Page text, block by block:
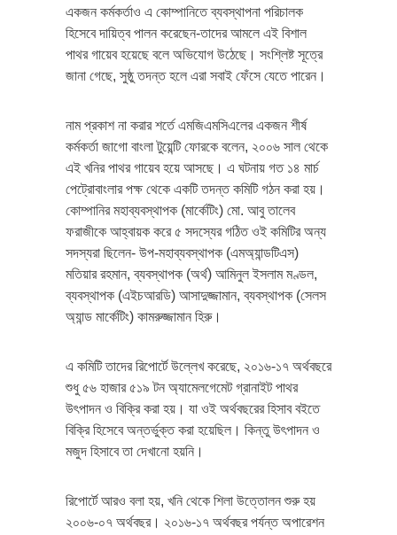
একজন কর্মকর্তাও এ কোম্পানিতে ব্যবস্থাপনা পরিচালক
হিসেবে দায়িত্ব পালন করেছেন-তাদের আমলে এই বিশাল
পাথর গায়েব হয়েছে বলে অভিযোগ উঠেছে। সংশ্লিষ্ট সূত্রে
জানা গেছে, সুষ্ঠু তদন্ত হলে এরা সবাই ফেঁসে যেতে পারেন।
নাম প্রকাশ না করার শর্তে এমজিএমসিএলের একজন শীর্ষ
কর্মকর্তা জাগো বাংলা টুয়েন্টি ফোরকে বলেন, ২০০৬ সাল থেকে
এই খনির পাথর গায়েব হয়ে আসছে। এ ঘটনায় গত ১৪ মার্চ
পেট্রোবাংলার পক্ষ থেকে একটি তদন্ত কমিটি গঠন করা হয়।
কোম্পানির মহাব্যবস্থাপক (মার্কেটিং) মো. আবু তালেব
ফরাজীকে আহ্বায়ক করে ৫ সদস্যের গঠিত ওই কমিটির অন্য
সদস্যরা ছিলেন- উপ-মহাব্যবস্থাপক (এমঅ্যান্ডটিএস)
মতিয়ার রহমান, ব্যবস্থাপক (অর্থ) আমিনুল ইসলাম মণ্ডল,
ব্যবস্থাপক (এইচআরডি) আসাদুজ্জামান, ব্যবস্থাপক (সেলস
অ্যান্ড মার্কেটিং) কামরুজ্জামান হিরু।
এ কমিটি তাদের রিপোর্টে উল্লেখ করেছে, ২০১৬-১৭ অর্থবছরে
শুধু ৫৬ হাজার ৫১৯ টন অ্যামেলগেমেট গ্রানাইট পাথর
উৎপাদন ও বিক্রি করা হয়। যা ওই অর্থবছরের হিসাব বইতে
বিক্রি হিসেবে অন্তর্ভুক্ত করা হয়েছিল। কিন্তু উৎপাদন ও
মজুদ হিসাবে তা দেখানো হয়নি।
রিপোর্টে আরও বলা হয়, খনি থেকে শিলা উত্তোলন শুরু হয়
২০০৬-০৭ অর্থবছর। ২০১৬-১৭ অর্থবছর পর্যন্ত অপারেশন